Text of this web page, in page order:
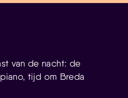
van de nacht: de
tijd om Breda